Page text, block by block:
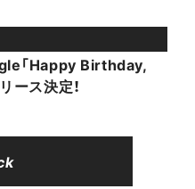
「Happy Birthday,
ース決定！